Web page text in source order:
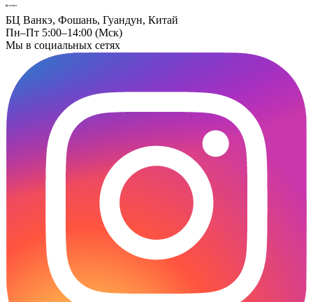
БЦ Ванкэ, Фошань, Гуандун, Китай
Пн–Пт 5:00–14:00 (Мск)
Мы в социальных сетях